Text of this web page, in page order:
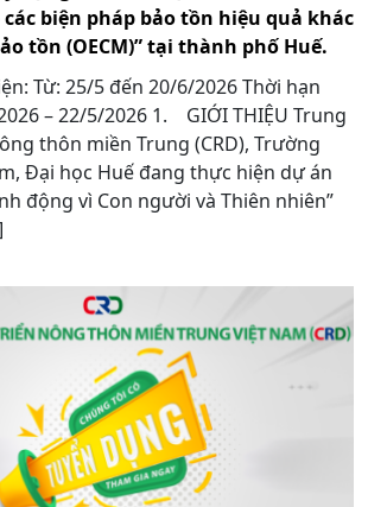
các biện pháp bảo tồn hiệu quả khác
tồn (OECM)” tại thành phố Huế.
Từ: 25/5 đến 20/6/2026 Thời hạn
– 22/5/2026 1. GIỚI THIỆU Trung
thôn miền Trung (CRD), Trường
Đại học Huế đang thực hiện dự án
động vì Con người và Thiên nhiên”